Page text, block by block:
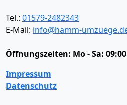
Tel.: 01579-2482343
E-Mail: info@hamm-
Öffnungszeiten: Mo - Sa:
Impressum
Datenschutz